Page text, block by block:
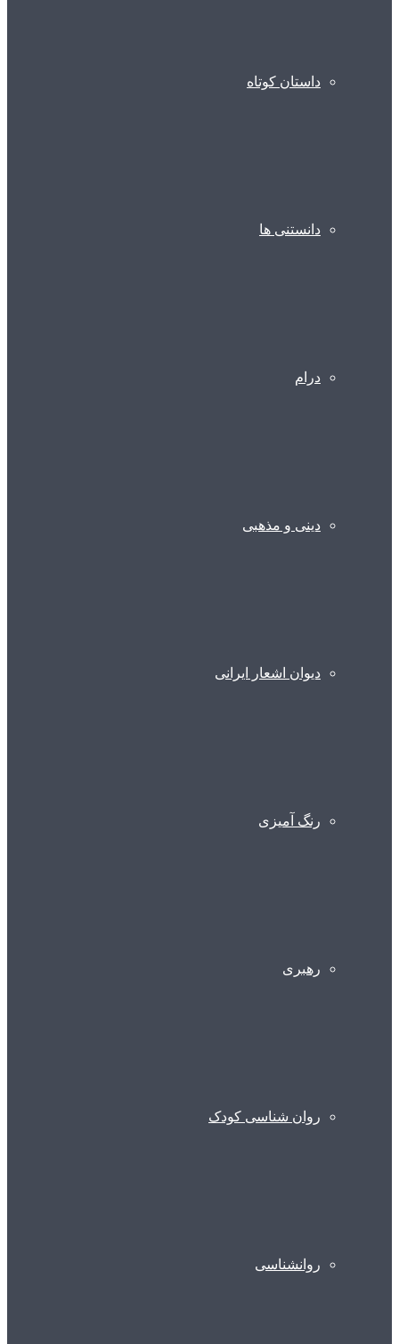
داستان کوتاه
دانستنی ها
درام
دینی و مذهبی
دیوان اشعار ایرانی
رنگ آمیزی
رهبری
روان شناسی کودک
روانشناسی